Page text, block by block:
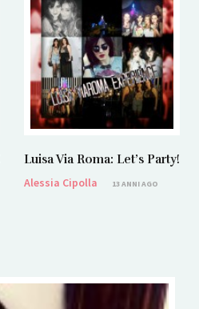
Luisa Via Roma: Let’s Party!
Alessia Cipolla
13 ANNI AGO